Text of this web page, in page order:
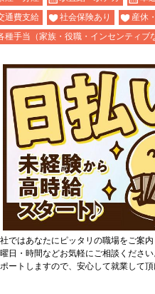
通費支給
社会保険あり 産休
種手当（家族・役職・インセンティブ
ではあなたにピッタリの職場をご案
日・時間などお気軽にご相談くださ
ートしますので、安心して就業して頂